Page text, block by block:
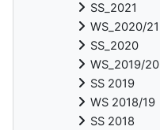
SS_2021
WS_2020/21
SS_2020
WS_2019/20
SS 2019
WS 2018/19
SS 2018